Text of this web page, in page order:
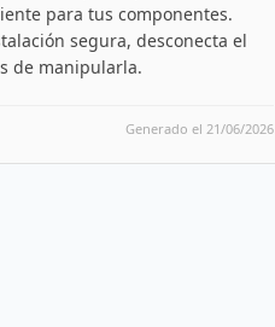
para tus componentes.
segura, desconecta el
de manipularla.
Generado el 21/06/2026